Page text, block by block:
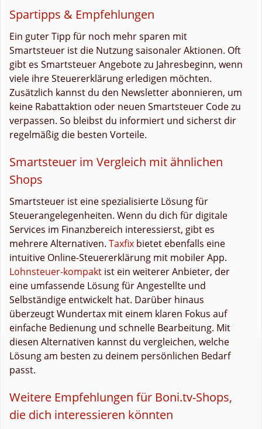
Spartipps & Empfehlungen
Ein guter Tipp für noch mehr sparen mit
Smartsteuer ist die Nutzung saisonaler Aktionen. Oft
gibt es Smartsteuer Angebote zu Jahresbeginn, wenn
viele ihre Steuererklärung erledigen möchten.
Zusätzlich kannst du den Newsletter abonnieren, um
keine Rabattaktion oder neuen Smartsteuer Code zu
verpassen. So bleibst du informiert und sicherst dir
regelmäßig die besten Vorteile.
Smartsteuer im Vergleich mit ähnlichen
Shops
Smartsteuer ist eine spezialisierte Lösung für
Steuerangelegenheiten. Wenn du dich für digitale
Services im Finanzbereich interessierst, gibt es
mehrere Alternativen. Taxfix bietet ebenfalls eine
intuitive Online-Steuererklärung mit mobiler App.
Lohnsteuer-kompakt ist ein weiterer Anbieter, der
eine umfassende Lösung für Angestellte und
Selbständige entwickelt hat. Darüber hinaus
überzeugt Wundertax mit einem klaren Fokus auf
einfache Bedienung und schnelle Bearbeitung. Mit
diesen Alternativen kannst du vergleichen, welche
Lösung am besten zu deinem persönlichen Bedarf
passt.
Weitere Empfehlungen für Boni.tv-Shops,
die dich interessieren könnten